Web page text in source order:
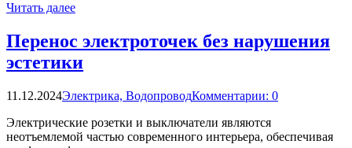
Читать далее
Перенос электроточек без нарушения
эстетики
11.12.2024Электрика, ВодопроводКомментарии: 0
Электрические розетки и выключатели являются
неотъемлемой частью современного интерьера, обеспечивая